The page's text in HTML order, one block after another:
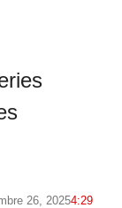
26, 20254:29